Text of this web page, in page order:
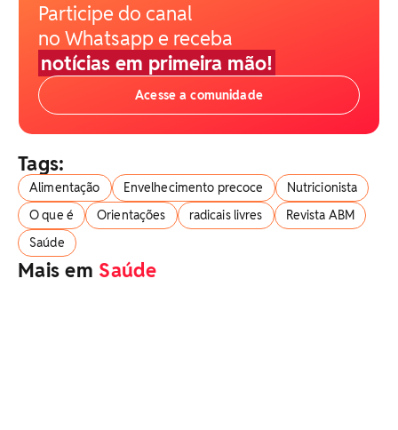
Participe do canal
no Whatsapp e receba
notícias em primeira mão!
Acesse a comunidade
Tags:
Alimentação Envelhecimento precoce
Nutricionista
O que é
Orientações radicais livres
Revista ABM
Saúde
Mais em Saúde